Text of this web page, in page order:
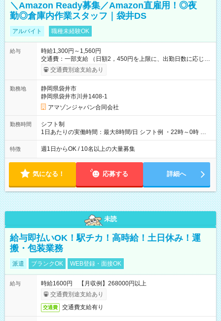
＼Amazon Ready募集／Amazon直雇用！◎夜
勤◎倉庫内作業スタッフ｜袋井DS
アルバイト 職種未経験OK
給与
時給1,300円～1,560円
交通費：一部支給 （日額2，450円を上限に、出勤日数に応じて
実費支給） ※22:00～翌5:00までは時給25%UP！ ■給与前払い
制度あり ※前払い額の上限あり、手数料無料（Amazon負担）
交通費別途支給あり
勤務地
静岡県袋井市
静岡県袋井市川井1408-1
アマゾンジャパン合同会社
勤務時間
シフト制
1日あたりの実働時間：最大8時間/日 シフト例 ・22時～0時 入
社後、就業可能シフトをご確認の上、申請してください。
特徴 週1日からOK / 10名以上の大量募集
気になる！ 応募する 詳細へ
未読
給与即払いOK！駅チカ！高時給！土日休み！運
搬・包装業務
派遣 ブランクOK WEB登録・面接OK
給与
時給1600円 【月収例】268000円以上
交通費別途支給あり
交通費 交通費支給有り